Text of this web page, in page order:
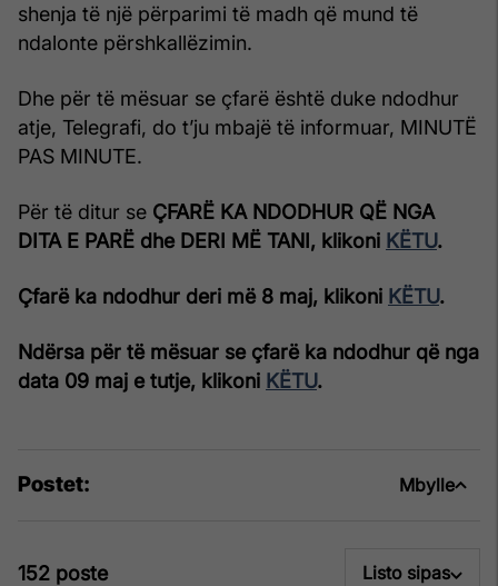
shenja të një përparimi të madh që mund të
ndalonte përshkallëzimin.
Dhe për të mësuar se çfarë është duke ndodhur
atje, Telegrafi, do t’ju mbajë të informuar, MINUTË
PAS MINUTE.
Për të ditur se ÇFARË KA NDODHUR QË NGA
DITA E PARË dhe DERI MË TANI, klikoni KËTU.
Çfarë ka ndodhur deri më 8 maj, klikoni KËTU.
Ndërsa për të mësuar se çfarë ka ndodhur që nga
data 09 maj e tutje, klikoni KËTU.
Postet: Mbylle
152 poste Listo sipas